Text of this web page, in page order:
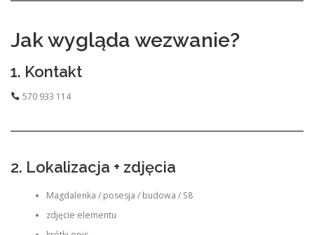
Jak wygląda wezwanie?
1. Kontakt
570 933 114
2. Lokalizacja + zdjęcia
Magdalenka / posesja / budowa / S8
zdjęcie elementu